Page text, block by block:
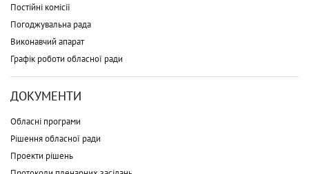
Постійні комісії
Погоджувальна рада
Виконавчий апарат
Графік роботи обласної ради
ДОКУМЕНТИ
Обласні програми
Рішення обласної ради
Проекти рішень